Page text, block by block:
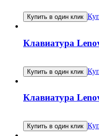
Купить в один клик
Клавиатура
Купить в один клик
Клавиатура
Купить в один клик